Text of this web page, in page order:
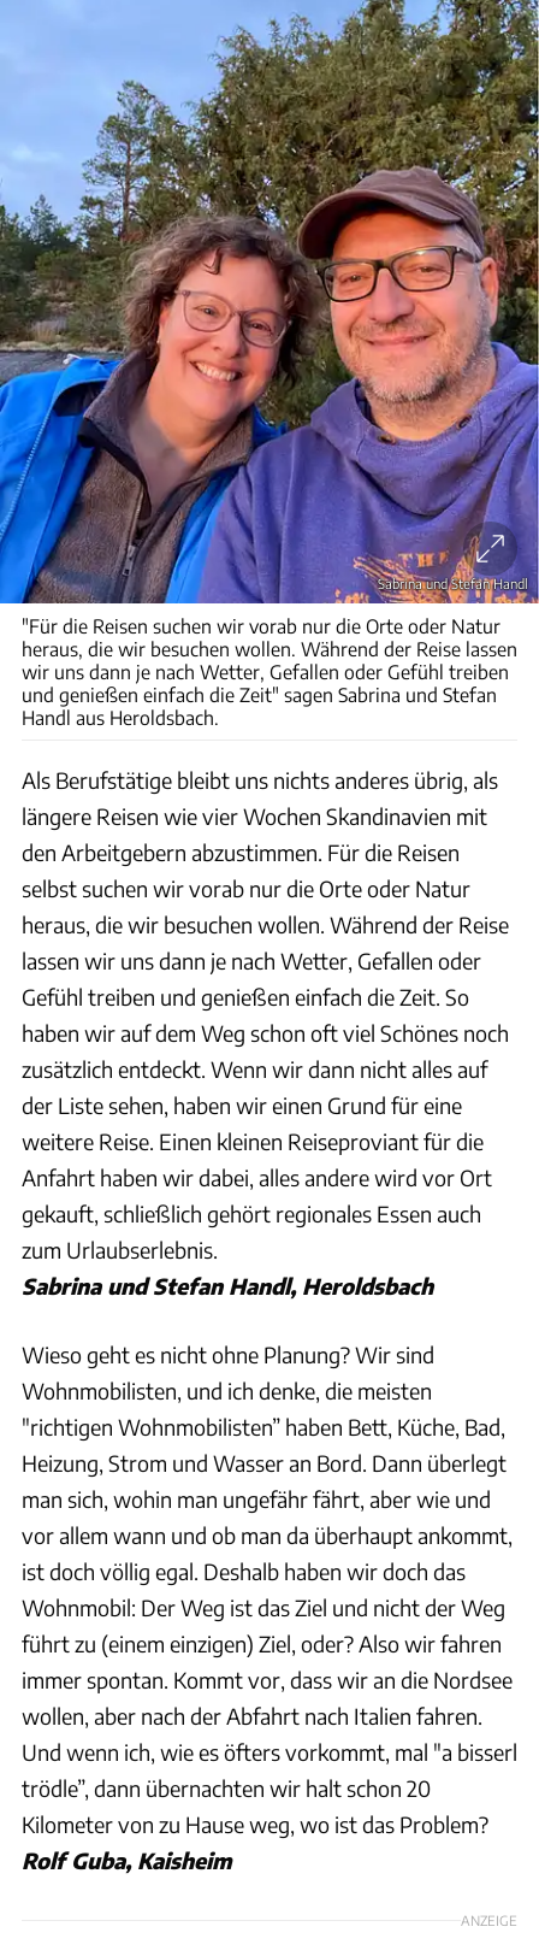
Sabrina und Stefan Handl
"Für die Reisen suchen wir vorab nur die Orte oder Natur
heraus, die wir besuchen wollen. Während der Reise lassen
wir uns dann je nach Wetter, Gefallen oder Gefühl treiben
und genießen einfach die Zeit" sagen Sabrina und Stefan
Handl aus Heroldsbach.
Als Berufstätige bleibt uns nichts anderes übrig, als
längere Reisen wie vier Wochen Skandinavien mit
den Arbeitgebern abzustimmen. Für die Reisen
selbst suchen wir vorab nur die Orte oder Natur
heraus, die wir besuchen wollen. Während der Reise
lassen wir uns dann je nach Wetter, Gefallen oder
Gefühl treiben und genießen einfach die Zeit. So
haben wir auf dem Weg schon oft viel Schönes noch
zusätzlich entdeckt. Wenn wir dann nicht alles auf
der Liste sehen, haben wir einen Grund für eine
weitere Reise. Einen kleinen Reiseproviant für die
Anfahrt haben wir dabei, alles andere wird vor Ort
gekauft, schließlich gehört regionales Essen auch
zum Urlaubserlebnis.
Sabrina und Stefan Handl, Heroldsbach
Wieso geht es nicht ohne Planung? Wir sind
Wohnmobilisten, und ich denke, die meisten
"richtigen Wohnmobilisten” haben Bett, Küche, Bad,
Heizung, Strom und Wasser an Bord. Dann überlegt
man sich, wohin man ungefähr fährt, aber wie und
vor allem wann und ob man da überhaupt ankommt,
ist doch völlig egal. Deshalb haben wir doch das
Wohnmobil: Der Weg ist das Ziel und nicht der Weg
führt zu (einem einzigen) Ziel, oder? Also wir fahren
immer spontan. Kommt vor, dass wir an die Nordsee
wollen, aber nach der Abfahrt nach Italien fahren.
Und wenn ich, wie es öfters vorkommt, mal "a bisserl
trödle”, dann übernachten wir halt schon 20
Kilometer von zu Hause weg, wo ist das Problem?
Rolf Guba, Kaisheim
ANZEIGE